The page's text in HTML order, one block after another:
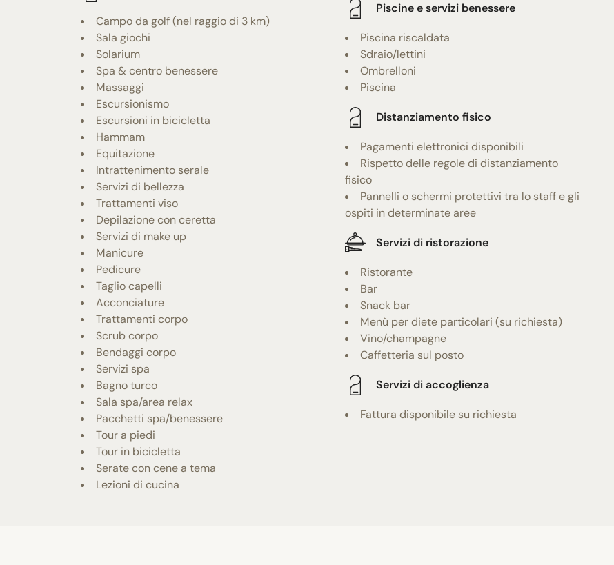
Campo da golf (nel raggio di 3 km)
Sala giochi
Solarium
Spa & centro benessere
Massaggi
Escursionismo
Escursioni in bicicletta
Hammam
Equitazione
Intrattenimento serale
Servizi di bellezza
Trattamenti viso
Depilazione con ceretta
Servizi di make up
Manicure
Pedicure
Taglio capelli
Acconciature
Trattamenti corpo
Scrub corpo
Bendaggi corpo
Servizi spa
Bagno turco
Sala spa/area relax
Pacchetti spa/benessere
Tour a piedi
Tour in bicicletta
Serate con cene a tema
Lezioni di cucina
Piscine e servizi benessere
Piscina riscaldata
Sdraio/lettini
Ombrelloni
Piscina
Distanziamento fisico
Pagamenti elettronici disponibili
Rispetto delle regole di distanziamento
fisico
Pannelli o schermi protettivi tra lo staff e gli
ospiti in determinate aree
Servizi di ristorazione
Ristorante
Bar
Snack bar
Menù per diete particolari (su richiesta)
Vino/champagne
Caffetteria sul posto
Servizi di accoglienza
Fattura disponibile su richiesta